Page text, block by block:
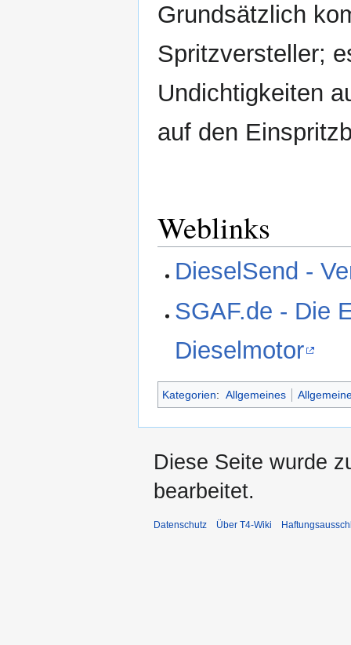
Grundsätzlich
Spritzversteller;
Undichtigkeiten
auf den
Weblinks
DieselSend -
SGAF.de - Die
Dieselmotor
Kategorien: Allgemeines
Diese Seite wurde
bearbeitet.
Datenschutz Über T4-Wiki